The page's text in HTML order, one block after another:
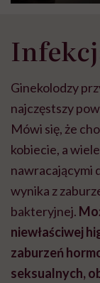
Ginekolodzy
najczęstszy
Mówi się, że
kobiecie, a
nawracającymi
wynika z
bakteryjnej.
niewłaściwej
zaburzeń
seksualnych,